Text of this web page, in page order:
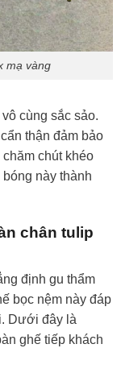
mạ vàng
cùng sắc sảo.
thận đảm bảo
chút khéo
này thành
chân tulip
định gu thẩm
bọc nệm này đáp
Dưới đây là
ghế tiếp khách